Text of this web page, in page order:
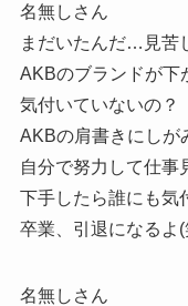
名無しさん
まだいたんだ…見苦
AKBのブランドが下
気付いていないの？
AKBの肩書きにしが
自分で努力して仕事
下手したら誰にも気
卒業、引退になるよ(
名無しさん